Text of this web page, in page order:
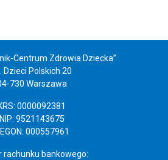
Centrum Zdrowia Dziecka”
Dzieci Polskich 20
730 Warszawa
0000092381
NIP: 9521143675
000557961
rachunku bankowego: